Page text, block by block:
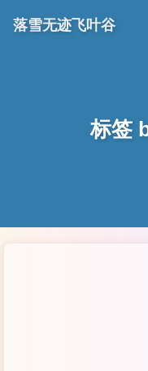
标签
落雪无迹飞叶谷